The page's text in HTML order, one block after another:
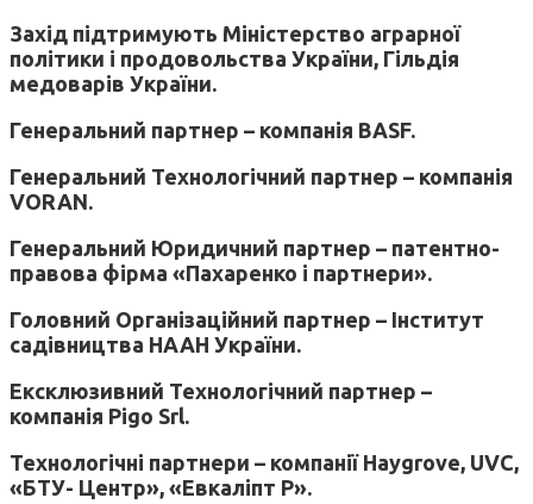
Захід підтримують Міністерство аграрної
політики і продовольства України, Гільдія
медоварів України.
Генеральний партнер – компанія BASF.
Генеральний Технологічний партнер – компанія
VORAN.
Генеральний Юридичний партнер – патентно-
правова фірма «Пахаренко і партнери».
Головний Організаційний партнер – Інститут
садівництва НААН України.
Ексклюзивний Технологічний партнер –
компанія Pigo Srl.
Технологічні партнери – компанії Haygrove, UVC,
«БТУ- Центр», «Евкаліпт Р».